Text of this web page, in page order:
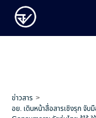
ข่าวสาร
อย. เดินหน้าสื่อสารเชิงรุก จั